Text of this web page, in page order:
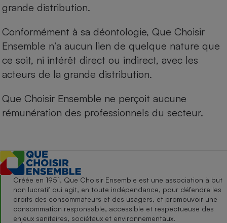
grande distribution.
Conformément à sa déontologie, Que Choisir
Ensemble n’a aucun lien de quelque nature que
ce soit, ni intérêt direct ou indirect, avec les
acteurs de la grande distribution.
Que Choisir Ensemble ne perçoit aucune
rémunération des professionnels du secteur.
Créée en 1951, Que Choisir Ensemble est une association à but
non lucratif qui agit, en toute indépendance, pour défendre les
droits des consommateurs et des usagers, et promouvoir une
consommation responsable, accessible et respectueuse des
enjeux sanitaires, sociétaux et environnementaux.